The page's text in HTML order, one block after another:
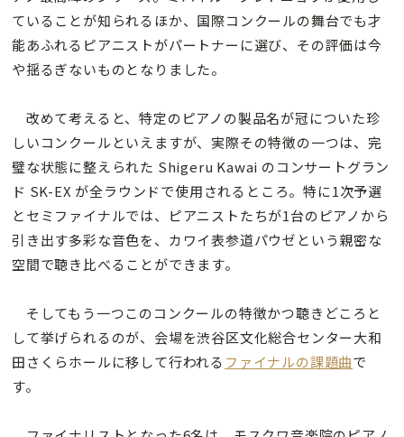
ていることが知られるほか、国際コンクールの舞台でも才
能あふれるピアニストがパートナーに選び、その評価は今
や揺るぎないものとなりました。
改めて考えると、特定のピアノの製品名が冠についた珍
しいコンクールといえますが、実際その特徴の一つは、完
璧な状態に整えられた Shigeru Kawai のコンサートグラン
ド SK-EX が全ラウンドで使用されるところ。特に1次予選
とセミファイナルでは、ピアニストたちが1台のピアノから
引き出す多彩な音色を、カワイ表参道パウゼという親密な
空間で聴き比べることができます。
そしてもう一つこのコンクールの特徴かつ聴きどころと
して挙げられるのが、会場を渋谷区文化総合センター大和
田さくらホールに移して行われる ファイナルの課題曲で
す。